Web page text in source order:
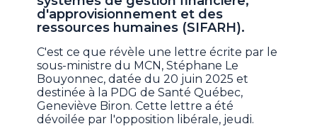
d'approvisionnement et des
ressources humaines (SIFARH).
C'est ce que révèle une lettre écrite par le
sous-ministre du MCN, Stéphane Le
Bouyonnec, datée du 20 juin 2025 et
destinée à la PDG de Santé Québec,
Geneviève Biron. Cette lettre a été
dévoilée par l'opposition libérale, jeudi.